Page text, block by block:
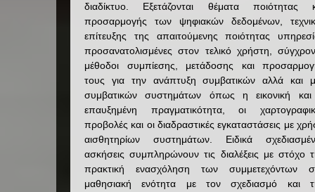
διαδίκτυο. Εξετάζονται θέματα ποιότητας
προσαρμογής των ψηφιακών δεδομένων,
επίτευξης της απαιτούμενης ποιότητας
προσανατολισμένες στον τελικό χρήστη,
μέθοδοι συμπίεσης, μετάδοσης και
τους για την ανάπτυξη συμβατικών αλλά και
συμβατικών συστημάτων όπως η εικονική
επαυξημένη πραγματικότητα, οι
προβολές και οι διαδραστικές εγκαταστάσεις με
αισθητηρίων συστημάτων. Ειδικά
ασκήσεις συμπληρώνουν τις διαλέξεις με στόχο
πρακτική ενασχόληση των συμμετεχόντων
μαθησιακή ενότητα με τον σχεδιασμό και